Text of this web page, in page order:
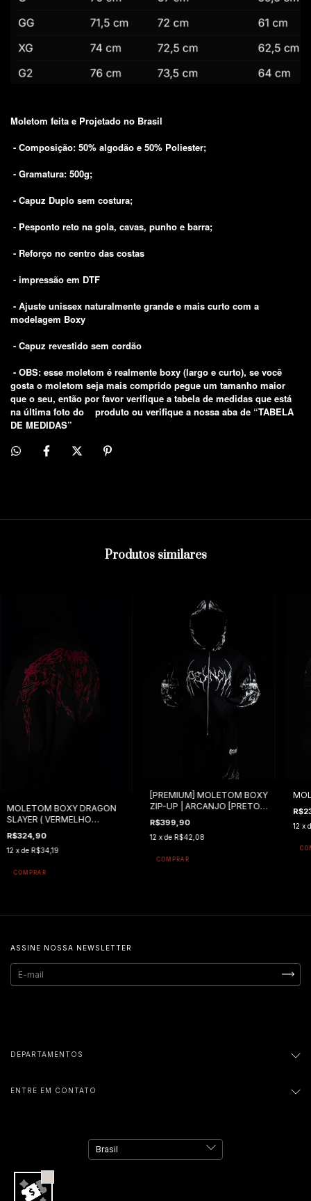
Moletom feita e Projetado no Brasil
- Composição: 50% algodão e 50% Poliester;
- Gramatura: 500g;
- Capuz Duplo sem costura;
- Pesponto reto na gola, cavas, punho e barra;
- Reforço no centro das costas
- impressão em DTF
- Ajuste unissex naturalmente grande e mais curto com a
modelagem Boxy
- Capuz revestido sem cordão
- OBS: esse moletom é realmente boxy (largo e curto), se você
gosta o moletom seja mais comprido pegue um tamanho maior
que o seu, então por favor verifique a tabela de medidas que está
na última foto do produto ou verifique a nossa aba de “TABELA
DE MEDIDAS”
Produtos similares
MOLETOM BOXY DRAGON
SLAYER ( VERMELHO
CREPÚSCULO )
R$324,90
12 x de R$34,19
COMPRAR
[PREMIUM] MOLETOM BOXY
ZIP-UP | ARCANJO [PRETO
VOID]
R$399,90
12 x de R$42,08
COMPRAR
12 x
ASSINE NOSSA NEWSLETTER
DEPARTAMENTOS
ENTRE EM CONTATO